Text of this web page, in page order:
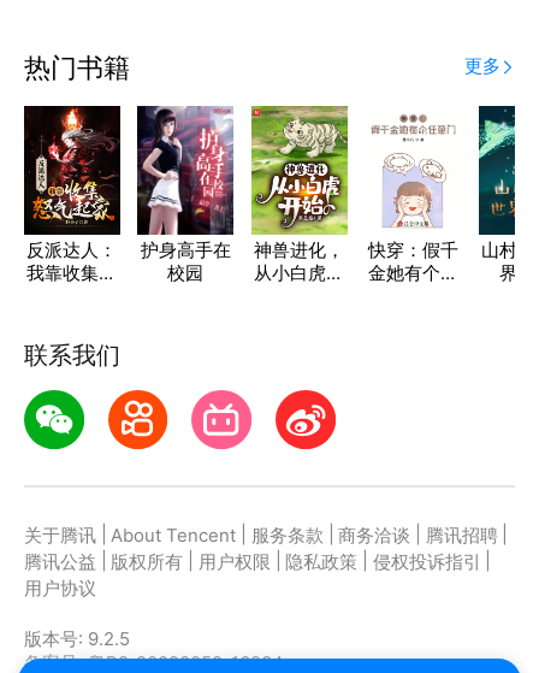
热门书籍 更多
反派达人：
我靠收集怒
护身高手在
校园
神兽进化，
从小白虎开
快穿：假千
金她有个任
山村
界
联系我们
关于腾讯 About Tencent 服务条款 商务洽谈 腾讯招聘
腾讯公益
版权所有 用户权限 隐私政策 侵权投诉指引
用户协议
版本号: 9.2.5
备案号: 粤B2-20090059-1623A